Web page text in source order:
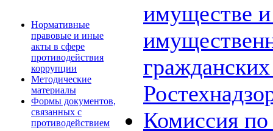
Нормативные
правовые и иные
акты в сфере
противодействия
коррупции
Методические
материалы
Формы документов,
связанных с
противодействием
имуществе и
Комиссия